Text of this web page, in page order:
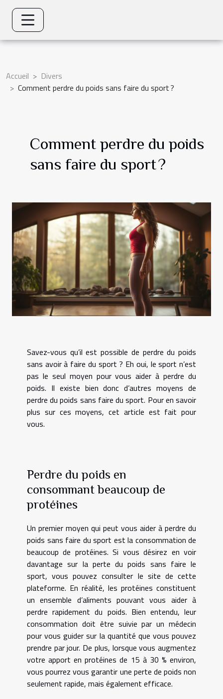
Accueil
Divers
Comment perdre du poids sans faire du sport ?
Comment perdre du poids
sans faire du sport ?
Savez-vous qu’il est possible de perdre du poids
sans avoir à faire du sport ? Eh oui, le sport n’est
pas le seul moyen pour vous aider à perdre du
poids. Il existe bien donc d’autres moyens de
perdre du poids sans faire du sport. Pour en savoir
plus sur ces moyens, cet article est fait pour
vous.
Perdre du poids en
consommant beaucoup de
protéines
Un premier moyen qui peut vous aider à perdre du
poids sans faire du sport est la consommation de
beaucoup de protéines. Si vous désirez en voir
davantage sur la perte du poids sans faire le
sport, vous pouvez consulter le site de cette
plateforme. En réalité, les protéines constituent
un ensemble d’aliments pouvant vous aider à
perdre rapidement du poids. Bien entendu, leur
consommation doit être suivie par un médecin
pour vous guider sur la quantité que vous pouvez
prendre par jour. De plus, lorsque vous augmentez
votre apport en protéines de 15 à 30 % environ,
vous pourrez vous garantir une perte de poids non
seulement rapide, mais également efficace.